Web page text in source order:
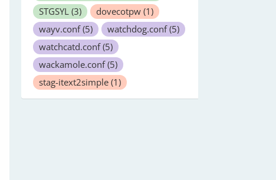
STGSYL (3) dovecotpw (1)
wayv.conf(5) watchdog.conf(5)
watchcatd.conf(5)
wackamole.conf(5)
stag-itext2simple (1)